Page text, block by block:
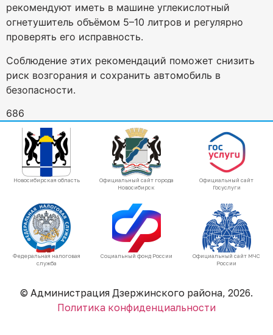
рекомендуют иметь в машине углекислотный
огнетушитель объёмом 5–10 литров и регулярно
проверять его исправность.
Соблюдение этих рекомендаций поможет снизить
риск возгорания и сохранить автомобиль в
безопасности.
686
Новосибирская область
Официальный сайт города
Новосибирск
Официальный сайт
Госуслуги
Федеральная налоговая
служба
Социальный фонд России
Официальный сайт МЧС
России
© Администрация Дзержинского района, 2026.
Политика конфиденциальности